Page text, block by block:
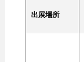
出展場所